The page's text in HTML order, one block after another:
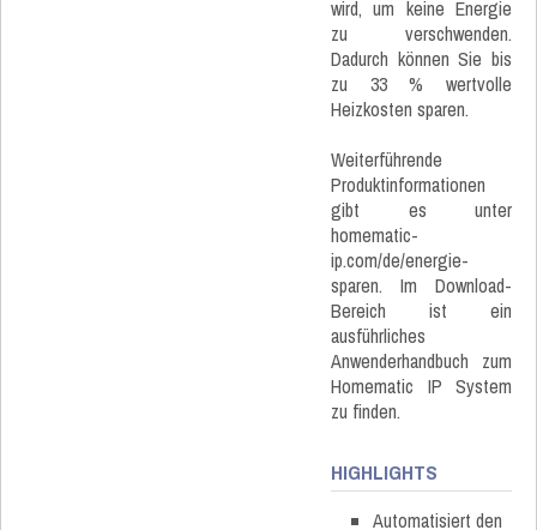
wird, um keine Energie
zu verschwenden.
Dadurch können Sie bis
zu 33 % wertvolle
Heizkosten sparen.
Weiterführende
Produktinformationen
gibt es unter
homematic-
ip.com/de/energie-
sparen. Im Download-
Bereich ist ein
ausführliches
Anwenderhandbuch zum
Homematic IP System
zu finden.
HIGHLIGHTS
Automatisiert den